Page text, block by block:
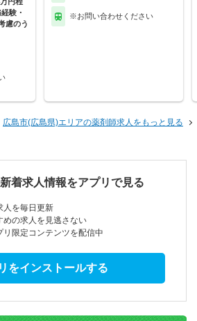
円程
験・
慮のう
※お問い合わせください
広島市(広島県)エリアの薬剤師求人をもっと見る
着求人情報をアプリで見る
人を毎日更新
めの求人を見逃さない
リ限定コンテンツを配信中
をインストールする